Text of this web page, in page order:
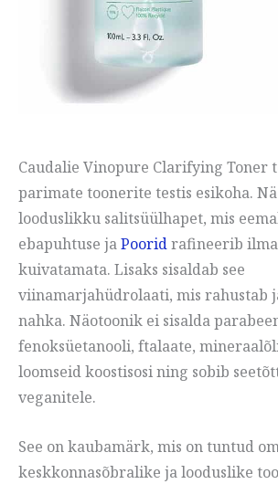
Caudalie Vinopure Clarifying Toner
parimate toonerite testis esikoha.
looduslikku salitsüülhapet, mis
ebapuhtuse jaPooridrafineerib
kuivatamata. Lisaks sisaldab see
viinamarjahüdrolaati, mis rahustab
nahka. Näotoonik ei sisalda
fenoksüetanooli, ftalaate,
loomseid koostisosi ning sobib
veganitele.
See on kaubamärk, mis on tuntud
keskkonnasõbralike ja looduslike